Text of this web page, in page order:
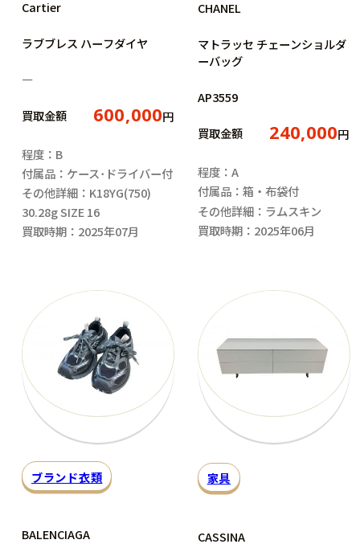
Cartier
ラブブレス ハーフダイヤ
―
買取金額 600,000円
程度：B
付属品：ケース･ドライバー付
その他詳細：K18YG(750)
30.28g SIZE 16
買取時期：2025年07月
CHANEL
マトラッセ チェーンショルダ
ーバッグ
AP3559
買取金額 240,000円
程度：A
付属品：箱・布袋付
その他詳細：ラムスキン
買取時期：2025年06月
ブランド衣類
BALENCIAGA
家具
CASSINA